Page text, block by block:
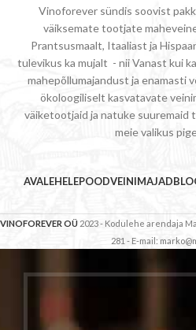
Vinoforever sündis soovist
väiksemate tootjate
Prantsusmaalt, Itaaliast ja
tulevikus ka mujalt - nii Vanast kui
mahepõllumajandust ja enamasti
ökoloogiliselt kasvatavate
väiketootjaid ja natuke
meie valikus
AVALEHELEPOODVEINIMAJAD
VINOFOREVER OÜ 2023 - Kodulehe arendaja
281 - E-mail: